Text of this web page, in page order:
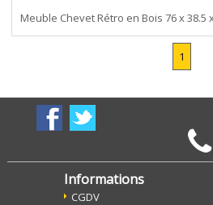
Meuble Chevet Rétro en Bois 76 x 38.5
1
Informations
CGDV